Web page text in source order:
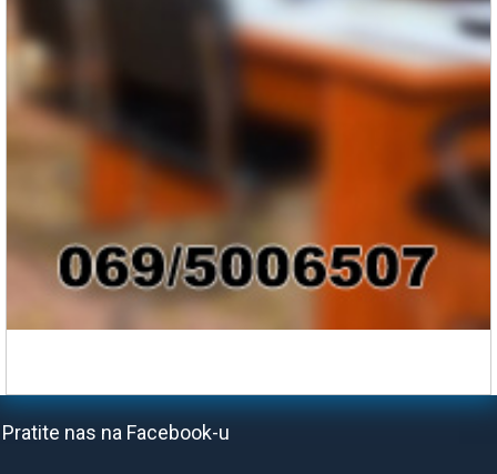
Pratite nas na Facebook-u